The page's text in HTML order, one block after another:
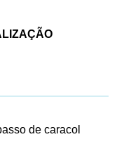
de caracol